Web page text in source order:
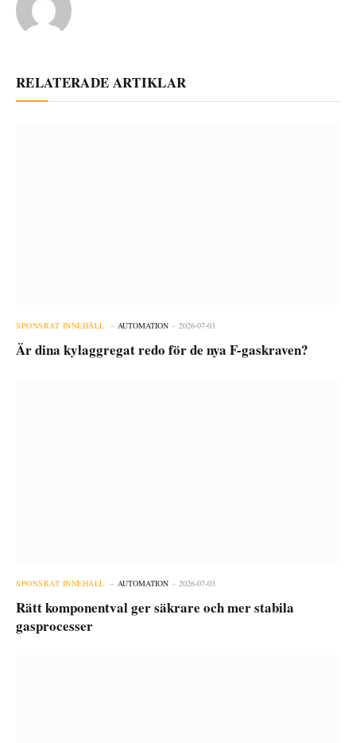
RELATERADE ARTIKLAR
SPONSRAT INNEHÅLL AUTOMATION 2026-07-03
Är dina kylaggregat redo för de nya F-gaskraven?
SPONSRAT INNEHÅLL AUTOMATION 2026-07-03
Rätt komponentval ger säkrare och mer stabila
gasprocesser